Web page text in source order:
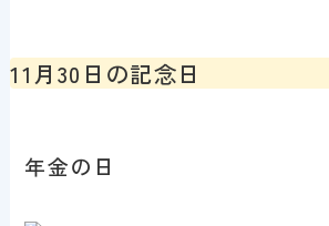
11月30日の記念日
年金の日